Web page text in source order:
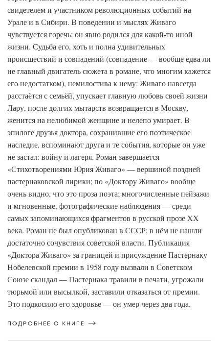
свидетелем и участником революционных событий на
Урале и в Сибири. В поведении и мыслях Живаго
чувствуется горечь: он явно родился для какой-то иной
жизни. Судьба его, хоть и полна удивительных
происшествий и совпадений (совпадение — вообще едва ли
не главный двигатель сюжета в романе, что многим кажется
его недостатком), немилостива к нему: Живаго навсегда
расстаётся с семьёй, упускает главную любовь своей жизни
Лару, после долгих мытарств возвращается в Москву,
женится на нелюбимой женщине и нелепо умирает. В
эпилоге друзья доктора, сохранившие его поэтическое
наследие, вспоминают друга и те события, которые он уже
не застал: войну и лагеря. Роман завершается
«Стихотворениями Юрия Живаго» — вершиной поздней
пастернаковской лирики; по «Доктору Живаго» вообще
очень видно, что это проза поэта; многочисленные пейзажи
и мгновенные, фотографические наблюдения — среди
самых запоминающихся фрагментов в русской прозе XX
века. Роман не был опубликован в СССР: в нём не нашли
достаточно сочувствия советской власти. Публикация
«Доктора Живаго» за границей и присуждение Пастернаку
Нобелевской премии в 1958 году вызвали в Советском
Союзе скандал — Пастернака травили в печати, угрожали
тюрьмой или высылкой, заставили отказаться от премии.
Это подкосило его здоровье — он умер через два года.
ПОДРОБНЕЕ О КНИГЕ